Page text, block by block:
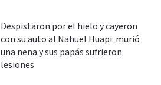
Despistaron por el hielo y cayeron
con su auto al Nahuel Huapi: murió
una nena y sus papás sufrieron
lesiones